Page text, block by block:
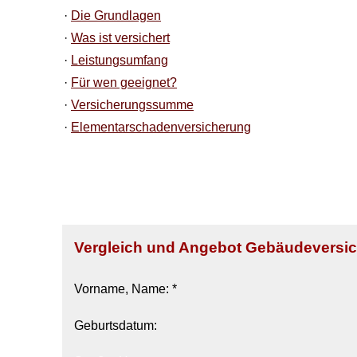
· Die Grundlagen
· Was ist versichert
· Leistungsumfang
· Für wen geeignet?
· Versicherungssumme
· Elementarschadenversicherung
Vergleich und Angebot
Vorname, Name: *
Geburts­datum: